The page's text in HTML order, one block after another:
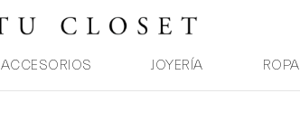
ACCESORIOS JOYERÍA ROPA